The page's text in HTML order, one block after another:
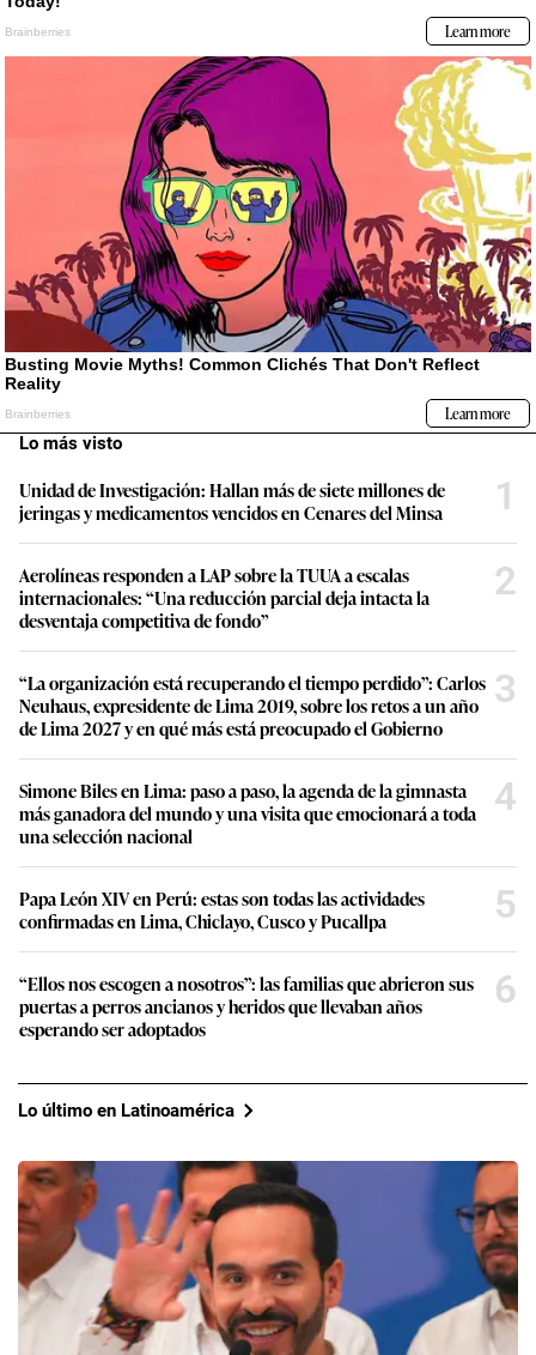
Lo más visto
Unidad de Investigación: Hallan más de siete millones de
jeringas y medicamentos vencidos en Cenares del Minsa
1
Aerolíneas responden a LAP sobre la TUUA a escalas
internacionales: “Una reducción parcial deja intacta la
desventaja competitiva de fondo”
2
“La organización está recuperando el tiempo perdido”: Carlos
Neuhaus, expresidente de Lima 2019, sobre los retos a un año
de Lima 2027 y en qué más está preocupado el Gobierno
3
Simone Biles en Lima: paso a paso, la agenda de la gimnasta
más ganadora del mundo y una visita que emocionará a toda
una selección nacional
4
Papa León XIV en Perú: estas son todas las actividades
confirmadas en Lima, Chiclayo, Cusco y Pucallpa
5
“Ellos nos escogen a nosotros”: las familias que abrieron sus
puertas a perros ancianos y heridos que llevaban años
esperando ser adoptados
6
Lo último en Latinoamérica